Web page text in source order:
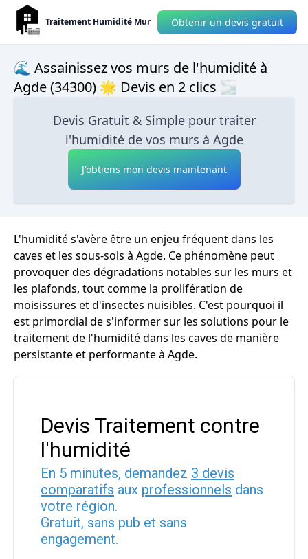
Traitement Humidité Mur Obtenir un devis gratuit
🌊 Assainissez vos murs de l'humidité à
Agde (34300) 🌟 Devis en 2 clics 🌫
Devis Gratuit & Simple pour traiter
l'humidité de vos murs à Agde
J'obtiens mon devis maintenant
L'humidité s'avère être un enjeu fréquent dans les
caves et les sous-sols à Agde. Ce phénomène peut
provoquer des dégradations notables sur les murs et
les plafonds, tout comme la prolifération de
moisissures et d'insectes nuisibles. C'est pourquoi il
est primordial de s'informer sur les solutions pour le
traitement de l'humidité dans les caves de manière
persistante et performante à Agde.
Devis Traitement contre
l'humidité
En 5 minutes, demandez 3 devis
comparatifs aux professionnels dans
votre région.
Gratuit, sans pub et sans
engagement.